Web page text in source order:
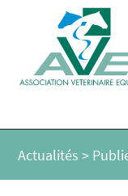
Actualités >